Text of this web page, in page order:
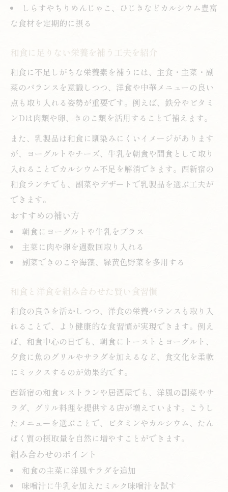
しらすやちりめんじゃこ、ひじきなどカルシウム豊富
な食材を定期的に摂る
和食に足りない栄養を補う工夫を紹介
和食に不足しがちな栄養素を補うには、主食・主菜・副
菜のバランスを意識しつつ、洋食や中華メニューの良い
点も取り入れる姿勢が重要です。例えば、鉄分やビタミ
ンDは肉類や卵、きのこ類を活用することで補えます。
また、乳製品は和食に馴染みにくいイメージがあります
が、ヨーグルトやチーズ、牛乳を朝食や間食として取り
入れることでカルシウム不足を解消できます。西新宿の
和食ランチでも、副菜やデザートで乳製品を選ぶ工夫が
できます。
おすすめの補い方
朝食にヨーグルトや牛乳をプラス
主菜に肉や卵を週数回取り入れる
副菜できのこや海藻、緑黄色野菜を多用する
和食と洋食を組み合わせた賢い食習慣
和食の良さを活かしつつ、洋食の栄養バランスも取り入
れることで、より健康的な食習慣が実現できます。例え
ば、和食中心の日でも、朝食にトーストとヨーグルト、
夕食に魚のグリルやサラダを加えるなど、食文化を柔軟
にミックスするのが効果的です。
西新宿の和食レストランや居酒屋でも、洋風の副菜やサ
ラダ、グリル料理を提供する店が増えています。こうし
たメニューを選ぶことで、ビタミンやカルシウム、たん
ぱく質の摂取量を自然に増やすことができます。
組み合わせのポイント
和食の主菜に洋風サラダを追加
味噌汁に牛乳を加えたミルク味噌汁を試す